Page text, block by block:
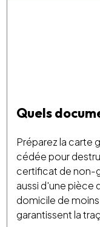
Quels
Préparez la carte
cédée pour
certificat de non-
aussi d'une pièce
domicile de
garantissent la